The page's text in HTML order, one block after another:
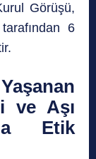
Görüşü,
6
ve Aşı
Etik